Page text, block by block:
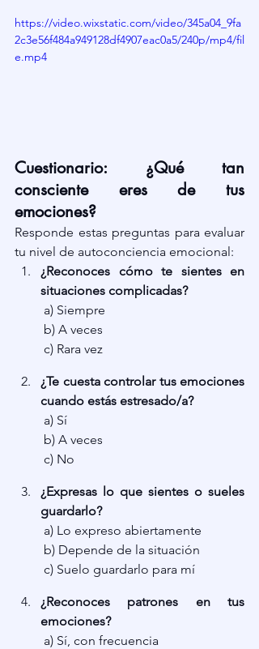
https://video.wixstatic.com/video/345a04_9fa
2c3e56f484a949128df4907eac0a5/240p/mp4/fil
e.mp4
Cuestionario: ¿Qué tan
consciente eres de tus
emociones?
Responde estas preguntas para evaluar
tu nivel de autoconciencia emocional:
¿Reconoces cómo te sientes en
situaciones complicadas?
a) Siempre
b) A veces
c) Rara vez
¿Te cuesta controlar tus emociones
cuando estás estresado/a?
a) Sí
b) A veces
c) No
¿Expresas lo que sientes o sueles
guardarlo?
a) Lo expreso abiertamente
b) Depende de la situación
c) Suelo guardarlo para mí
¿Reconoces patrones en tus
emociones?
a) Sí, con frecuencia